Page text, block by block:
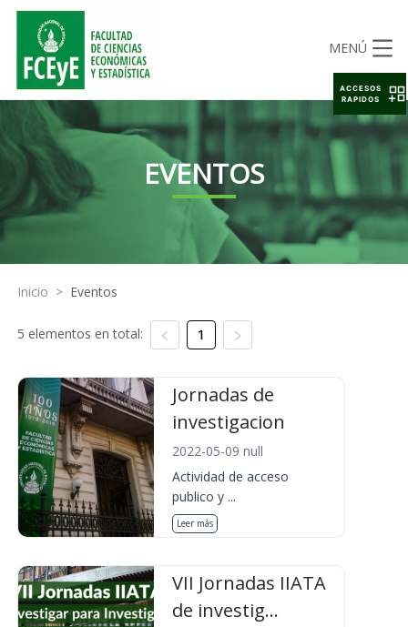
MENÚ
EVENTOS
Inicio > Eventos
5 elementos en total: 1
Jornadas de
investigacion
2022-05-09 null
Actividad de acceso
publico y ...
Leer más
VII Jornadas IIATA
de investig...
ACCESOS
RAPIDOS